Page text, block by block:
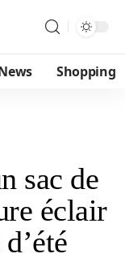
Shopping
sac de
éclair